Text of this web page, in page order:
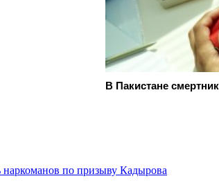
В Пакистане
наркоманов по призыву Кадырова